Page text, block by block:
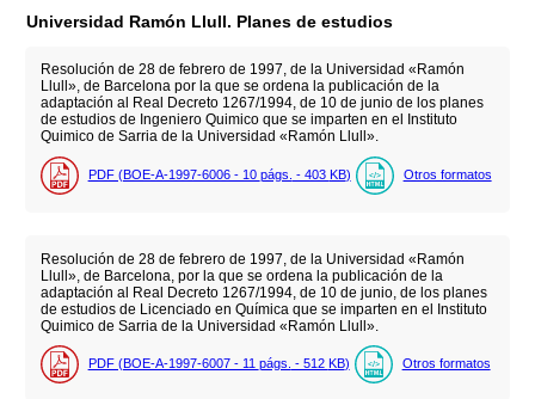
Universidad Ramón Llull. Planes de estudios
Resolución de 28 de febrero de 1997, de la Universidad «Ramón
Llull», de Barcelona por la que se ordena la publicación de la
adaptación al Real Decreto 1267/1994, de 10 de junio de los planes
de estudios de Ingeniero Quimico que se imparten en el Instituto
Quimico de Sarria de la Universidad «Ramón Llull».
PDF (BOE-A-1997-6006 - 10 págs. - 403 KB) Otros formatos
Resolución de 28 de febrero de 1997, de la Universidad «Ramón
Llull», de Barcelona, por la que se ordena la publicación de la
adaptación al Real Decreto 1267/1994, de 10 de junio, de los planes
de estudios de Licenciado en Química que se imparten en el Instituto
Quimico de Sarria de la Universidad «Ramón Llull».
PDF (BOE-A-1997-6007 - 11 págs. - 512 KB) Otros formatos